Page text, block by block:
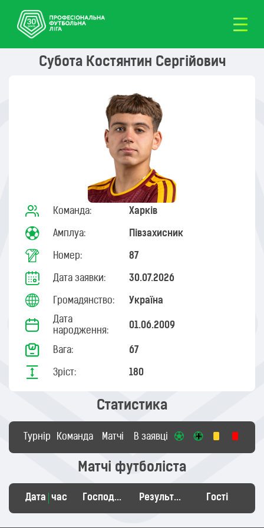
Субота Костянтин Сергійович
Команда: Харків
Амплуа: Півзахисник
Номер: 87
Дата заявки: 30.07.2026
Громадянство: Україна
Дата
народження:
01.06.2009
Вага: 67
Зріст: 180
Статистика
Турнір Команда Матчі В заявці
Матчі футболіста
Дата час Господарі Результат Гості